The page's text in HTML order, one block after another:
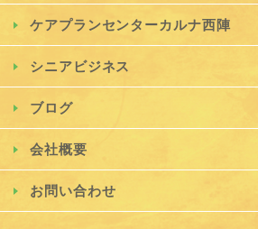
ケアプランセンターカルナ西陣
シニアビジネス
ブログ
会社概要
お問い合わせ